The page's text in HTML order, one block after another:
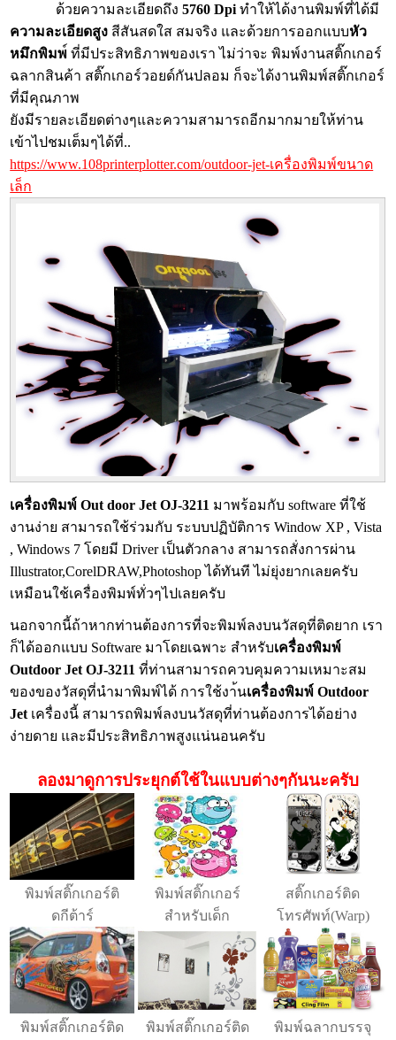
ด้วยความละเอียดถึง 5760 Dpiทำให้ได้งานพิมพ์ที่ได้มี
ความละเอียดสูง สีสันสดใส สมจริง และด้วยการออกแบบหัว
หมึกพิมพ ์ ที่มีประสิทธิภาพของเรา ไม่ว่าจะ พิมพ์งานสติ๊กเกอร์
ฉลากสินค้า สติ๊กเกอร์วอยด์กันปลอม ก็จะได้งานพิมพ์สติ๊กเกอร์
ที่มีคุณภาพ
ยังมีรายละเอียดต่างๆและความสามารถอีกมากมายให้ท่าน
เข้าไปชมเต็มๆได้ที่..
https://www.108printerplotter.com/outdoor-jet-เครื่องพิมพ์ขนาด
เล็ก
เครื่องพิมพ์ Out door Jet OJ-3211 มาพร้อมกับ software ที่ใช้
งานง่าย สามารถใช้ร่วมกับ ระบบปฏิบัติการ Window XP , Vista
, Windows 7 โดยมี Driver เป็นตัวกลาง สามารถสั่งการผ่าน
Illustrator,CorelDRAW,Photoshop ได้ทันที ไม่ยุ่งยากเลยครับ
เหมือนใช้เครื่องพิมพ์ทั่วๆไปเลยครับ
นอกจากนี้ถ้าหากท่านต้องการที่จะพิมพ์ลงบนวัสดุที่ติดยาก เรา
ก็ได้ออกแบบ Software มาโดยเฉพาะ สำหรับเครื่องพิมพ์
Outdoor Jet OJ-3211ที่ท่านสามารถควบคุมความเหมาะสม
ของของวัสดุที่นำมาพิมพ์ได้ การใช้งา้นเครื่องพิมพ์ Outdoor
Jet เครื่องนี้ สามารถพิมพ์ลงบนวัสดุที่ท่านต้องการได้อย่าง
ง่ายดาย และมีประสิทธิภาพสูงแน่นอนครับ
ลองมาดูการประยุกต์ใช้ในแบบต่างๆกันนะครับ
พิมพ์สติ๊กเกอร์ติ
ดกีต้าร์
พิมพ์สติ๊กเกอร์
สำหรับเด็ก
สติ๊กเกอร์ติด
โทรศัพท์(Warp)
พิมพ์สติ๊กเกอร์ติด
พิมพ์สติ๊กเกอร์ติด
พิมพ์ฉลากบรรจุ